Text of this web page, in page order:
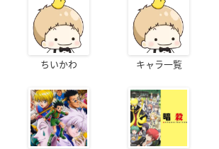
ちいかわ キャラ一覧